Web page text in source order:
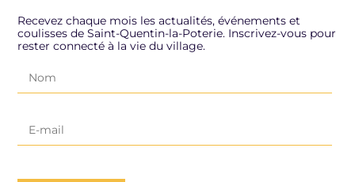
Recevez chaque mois les actualités, événements et
coulisses de Saint-Quentin-la-Poterie. Inscrivez-vous pour
rester connecté à la vie du village.